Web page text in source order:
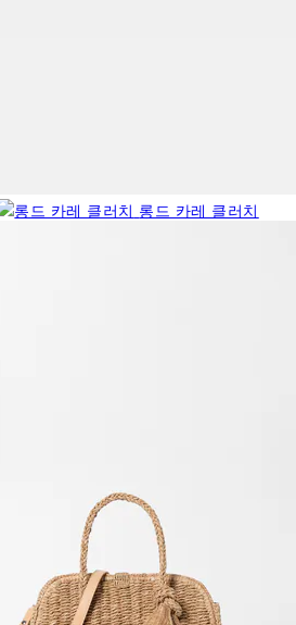
롱드 카레 클러치